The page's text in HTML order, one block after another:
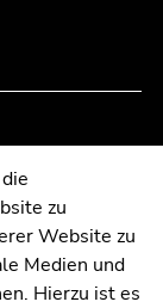
zu
Website zu
Medien und
Hierzu ist es